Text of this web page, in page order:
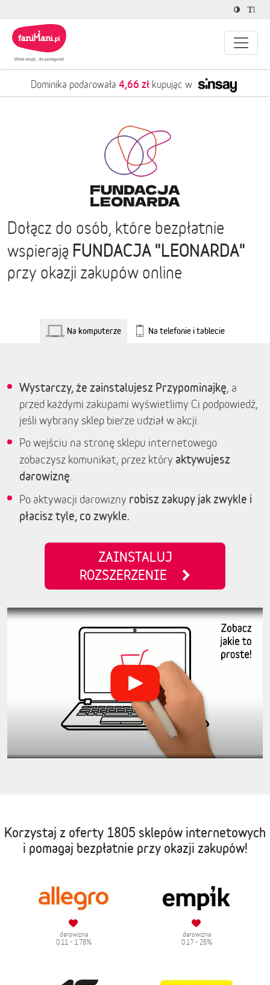
Dominika podarowała 4,66 złkupując w
Dołącz do osób, które bezpłatnie
wspierają FUNDACJA "LEONARDA"
przy okazji zakupów online
Na komputerze Na telefonie i tablecie
Wystarczy, że zainstalujesz Przypominajkę, a
przed każdymi zakupami wyświetlimy Ci podpowiedź,
jeśli wybrany sklep bierze udział w akcji.
Po wejściu na stronę sklepu internetowego
zobaczysz komunikat, przez który aktywujesz
darowiznę
Po aktywacji darowizny robisz zakupy jak zwykle i
płacisz tyle, co zwykle.
ZAINSTALUJ
ROZSZERZENIE
Korzystaj z oferty 1805 sklepów internetowych
i pomagaj bezpłatnie przy okazji zakupów!
darowizna
0.11 - 1.78%
darowizna
0.17 - 25%